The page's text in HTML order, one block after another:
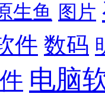
生鱼 图片
件 数码
电脑